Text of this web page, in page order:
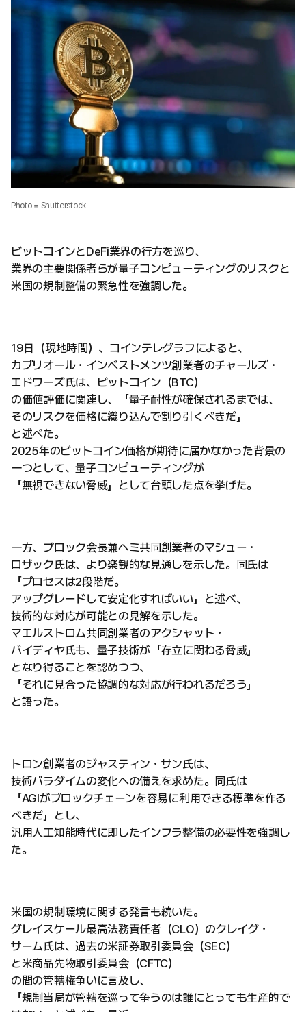
Photo = Shutterstock
ビットコインとDeFi業界の行方を巡り、
業界の主要関係者らが量子コンピューティングのリスクと
米国の規制整備の緊急性を強調した。
19日（現地時間）、コインテレグラフによると、
カプリオール・インベストメンツ創業者のチャールズ・
エドワーズ氏は、ビットコイン（BTC）
の価値評価に関連し、「量子耐性が確保されるまでは、
そのリスクを価格に織り込んで割り引くべきだ」
と述べた。
2025年のビットコイン価格が期待に届かなかった背景の
一つとして、量子コンピューティングが
「無視できない脅威」として台頭した点を挙げた。
一方、ブロック会長兼ヘミ共同創業者のマシュー・
ロザック氏は、より楽観的な見通しを示した。同氏は
「プロセスは2段階だ。
アップグレードして安定化すればいい」と述べ、
技術的な対応が可能との見解を示した。
マエルストロム共同創業者のアクシャット・
バイディヤ氏も、量子技術が「存立に関わる脅威」
となり得ることを認めつつ、
「それに見合った協調的な対応が行われるだろう」
と語った。
トロン創業者のジャスティン・サン氏は、
技術パラダイムの変化への備えを求めた。同氏は
「AGIがブロックチェーンを容易に利用できる標準を作る
べきだ」とし、
汎用人工知能時代に即したインフラ整備の必要性を強調し
た。
米国の規制環境に関する発言も続いた。
グレイスケール最高法務責任者（CLO）のクレイグ・
サーム氏は、過去の米証券取引委員会（SEC）
と米商品先物取引委員会（CFTC）
の間の管轄権争いに言及し、
「規制当局が管轄を巡って争うのは誰にとっても生産的で